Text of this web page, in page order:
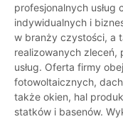
profesjonalnych
indywidualnych i
w branży czystości, a
realizowanych zleceń,
usług. Oferta firmy
fotowoltaicznych,
także okien, hal
statków i basenów.